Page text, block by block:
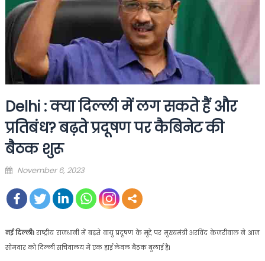
Delhi : क्या दिल्ली में लग सकते हैं और
प्रतिबंध? बढ़ते प्रदूषण पर कैबिनेट की
बैठक शुरू
Posted
November 6, 2023
नई दिल्ली।राष्ट्रीय राजधानी में बढ़ते वायु प्रदूषण के मुद्दे पर मुख्यमंत्री अरविंद केजरीवाल ने आज
सोमवार को दिल्ली सचिवालय में एक हाई लेवल बैठक बुलाई है।